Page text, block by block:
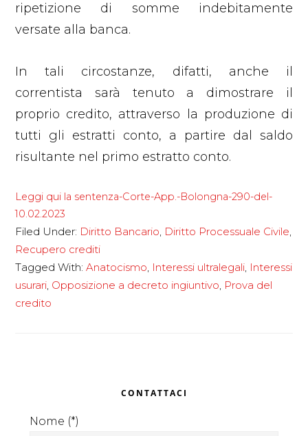
ripetizione di somme indebitamente
versate alla banca.
In tali circostanze, difatti, anche il
correntista sarà tenuto a dimostrare il
proprio credito, attraverso la produzione di
tutti gli estratti conto, a partire dal saldo
risultante nel primo estratto conto.
Leggi qui la sentenza-Corte-App.-Bolongna-290-del-
10.02.2023
Filed Under: Diritto Bancario, Diritto Processuale Civile,
Recupero crediti
Tagged With:Anatocismo, Interessi ultralegali, Interessi
usurari, Opposizione a decreto ingiuntivo, Prova del
credito
Sidebar
CONTATTACI
Nome (*)